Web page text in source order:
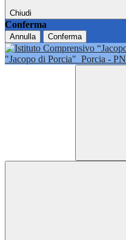
Chiudi
Conferma
Annulla Conferma
"Jacopo di Porcia" Porcia - PN